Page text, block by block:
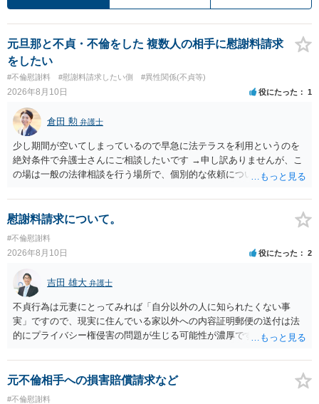
元旦那と不貞・不倫をした 複数人の相手に慰謝料請求
をしたい
#不倫慰謝料 #慰謝料請求したい側 #異性関係(不貞等)
2026年8月10日 役にたった 1
倉田 勲 弁護士
少し期間が空いてしまっているので早急に法テラスを利用というのを
絶対条件で弁護士さんにご相談したいです →申し訳ありませんが、こ
の場は一般の法律相談を行う場所で、個別的な依頼についてやり取り
うことでしたら、ココナラ法律相談の「弁護士検索」で法テラス利用
可能な弁護士に直接お問い合わせください。
慰謝料請求について。
#不倫慰謝料
2026年8月10日 役にたった 2
吉田 雄大 弁護士
不貞行為は元妻にとってみれば「自分以外の人に知られたくない事
実」ですので、現実に住んでいる家以外への内容証明郵便の送付は法
的にプライバシー権侵害の問題が生じる可能性が濃厚です。ですの
元不倫相手への損害賠償請求など
#不倫慰謝料